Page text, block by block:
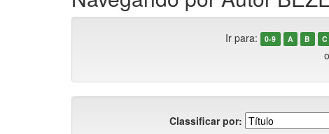
Ir para: 0-9 A B C
Classificar por: